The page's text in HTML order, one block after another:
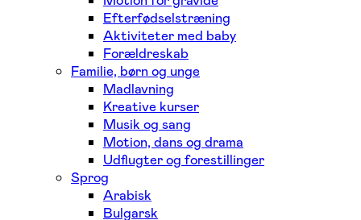
Efterfødselstræning
Aktiviteter med baby
Forældreskab
Familie, børn og unge
Madlavning
Kreative kurser
Musik og sang
Motion, dans og drama
Udflugter og forestillinger
Sprog
Arabisk
Bulgarsk